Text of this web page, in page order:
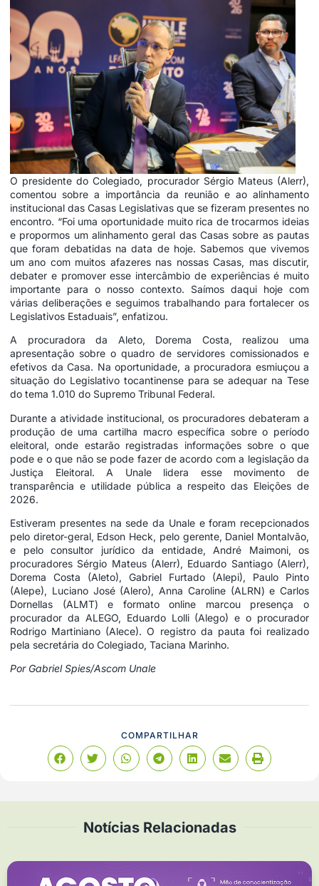
O presidente do Colegiado, procurador Sérgio Mateus (Alerr),
comentou sobre a importância da reunião e ao alinhamento
institucional das Casas Legislativas que se fizeram presentes no
encontro. “Foi uma oportunidade muito rica de trocarmos ideias
e propormos um alinhamento geral das Casas sobre as pautas
que foram debatidas na data de hoje. Sabemos que vivemos
um ano com muitos afazeres nas nossas Casas, mas discutir,
debater e promover esse intercâmbio de experiências é muito
importante para o nosso contexto. Saímos daqui hoje com
várias deliberações e seguimos trabalhando para fortalecer os
Legislativos Estaduais”, enfatizou.
A procuradora da Aleto, Dorema Costa, realizou uma
apresentação sobre o quadro de servidores comissionados e
efetivos da Casa. Na oportunidade, a procuradora esmiuçou a
situação do Legislativo tocantinense para se adequar na Tese
do tema 1.010 do Supremo Tribunal Federal.
Durante a atividade institucional, os procuradores debateram a
produção de uma cartilha macro específica sobre o período
eleitoral, onde estarão registradas informações sobre o que
pode e o que não se pode fazer de acordo com a legislação da
Justiça Eleitoral. A Unale lidera esse movimento de
transparência e utilidade pública a respeito das Eleições de
2026.
Estiveram presentes na sede da Unale e foram recepcionados
pelo diretor-geral, Edson Heck, pelo gerente, Daniel Montalvão,
e pelo consultor jurídico da entidade, André Maimoni, os
procuradores Sérgio Mateus (Alerr), Eduardo Santiago (Alerr),
Dorema Costa (Aleto), Gabriel Furtado (Alepi), Paulo Pinto
(Alepe), Luciano José (Alero), Anna Caroline (ALRN) e Carlos
Dornellas (ALMT) e formato online marcou presença o
procurador da ALEGO, Eduardo Lolli (Alego) e o procurador
Rodrigo Martiniano (Alece). O registro da pauta foi realizado
pela secretária do Colegiado, Taciana Marinho.
Por Gabriel Spies/Ascom Unale
COMPARTILHAR
Notícias Relacionadas